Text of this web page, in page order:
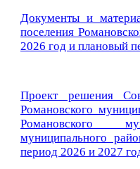
Документы и
поселения
2026 год и плановый
Проект решения
Романовского
Романовского
муниципального
период 2026 и 2027